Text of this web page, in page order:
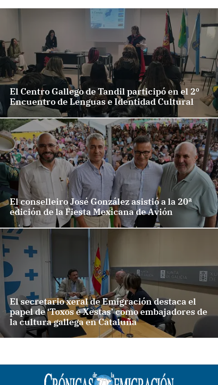
El Centro Gallego de Tandil participó en el 2º
Encuentro de Lenguas e Identidad Cultural
El conselleiro José González asistió a la 20ª
edición de la Fiesta Mexicana de Avión
El secretario xeral de Emigración destaca el
papel de ‘Toxos e Xestas’ como embajadores de
la cultura gallega en Cataluña